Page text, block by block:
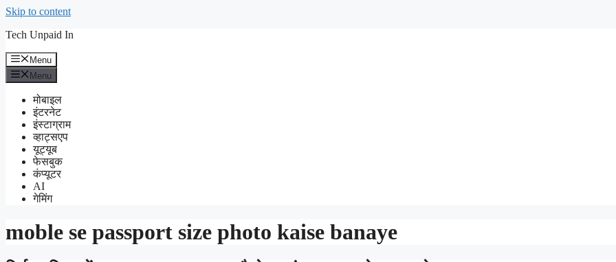
Skip to content
Tech Unpaid In
Menu
Menu
मोबाइल
इंटरनेट
इंस्टाग्राम
व्हाट्सएप
यूट्यूब
फेसबुक
कंप्यूटर
AI
गेमिंग
moble se passport size photo kaise banaye